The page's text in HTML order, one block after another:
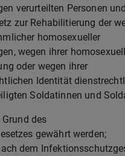
verurteilten Personen
zur Rehabilitierung der
homosexueller
wegen ihrer
oder wegen ihrer
Identität
Soldatinnen und
des
gewährt werden;
dem